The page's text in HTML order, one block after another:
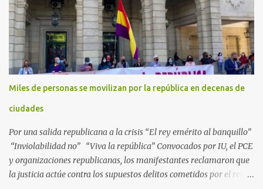
disuelta. El fiscal Conrado Saiz describe en su escrito de
conclusiones cómo la empresa pública Defex pagó comisiones
ilegales a diversas autoridades del régimen árabe entre 2005 y
2014, para obtener a cambio la materialización de los contratos. El
Ministerio Público lleva a cabo esta acusación en una de las piezas
separadas del llamado 'caso Defex', que investiga once ventas
ejecutadas en este periodo, y atribuye a José Ignacio Encinas
Charro, presidente de la compañía pública hasta 2013, los
Miles de personas se movilizan por la república en decenas de
ciudades
Por una salida republicana a la crisis “El rey emérito al banquillo”
“Inviolabilidad no” “Viva la república” Convocados por IU, el PCE
y organizaciones republicanas, los manifestantes reclamaron que
la justicia actúe contra los supuestos delitos cometidos por el rey